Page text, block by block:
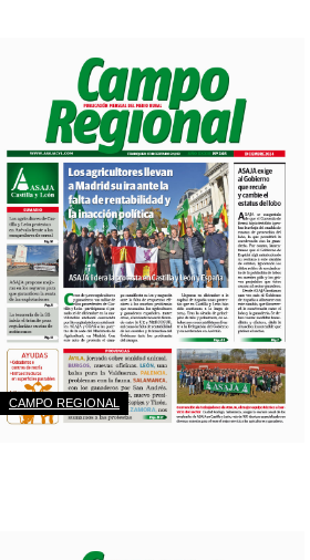
CAMPO REGIONAL